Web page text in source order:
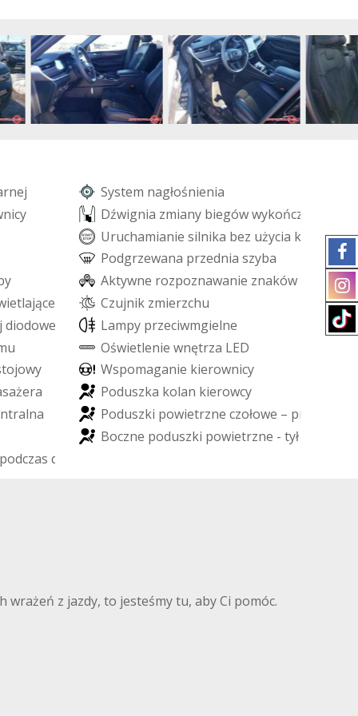
rnej System nagłośnienia
nicy Dźwignia zmiany biegów wykończ
Uruchamianie silnika bez użycia k yków
Podgrzewana przednia szyba
y Aktywne rozpoznawanie znaków anicz
ietlające ręt yCzujnik zmierzchu
j diodowe D Lampy przeciwmgielne
u Oświetlenie wnętrza LED
tojowy Wspomaganie kierownicy
sażera Poduszka kolan kierowcy
ntralna Poduszki powietrzne czołowe – pr
Boczne poduszki powietrzne - tył
podczas d
z jazdy, to jesteśmy tu, aby Ci pomóc.